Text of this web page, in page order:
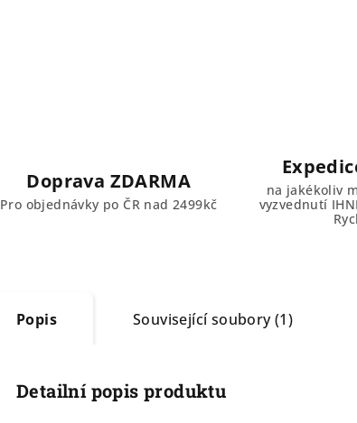
Doprava ZDARMA
Pro objednávky po ČR nad 2499kč
na jakékoliv
vyzvednutí
Popis Související soubory (1)
Detailní popis produktu